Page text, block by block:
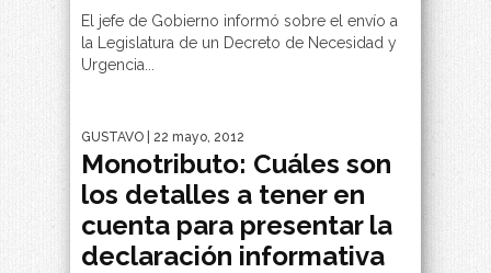
El jefe de Gobierno informó sobre el envío a
la Legislatura de un Decreto de Necesidad y
Urgencia...
GUSTAVO | 22 mayo, 2012
Monotributo: Cuáles son
los detalles a tener en
cuenta para presentar la
declaración informativa